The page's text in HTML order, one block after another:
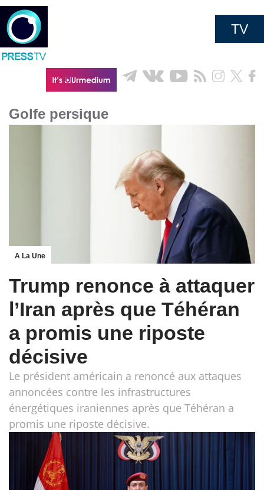
TV
Golfe persique
A La Une
Trump renonce à attaquer
l’Iran après que Téhéran
a promis une riposte
décisive
Le président américain a renoncé aux attaques
annoncées contre les infrastructures
énergétiques iraniennes après que Téhéran a
promis une riposte décisive.